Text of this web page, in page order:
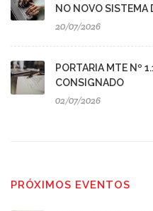
NO NOVO SISTEMA
20/07/2026
PORTARIA MTE Nº
CONSIGNADO
02/07/2026
PRÓXIMOS EVENTOS